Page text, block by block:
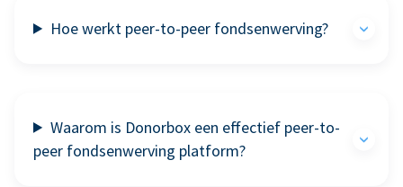
Hoe werkt peer-to-peer fondsenwerving?
Waarom is Donorbox een effectief peer-to-
peer fondsenwerving platform?